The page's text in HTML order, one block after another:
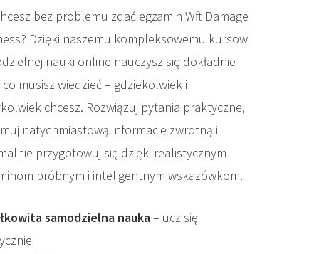
bez problemu zdać egzamin Wft Damage
Dzięki naszemu kompleksowemu kursowi
nauki online nauczysz się dokładnie
musisz wiedzieć – gdziekolwiek i
chcesz. Rozwiązuj pytania praktyczne,
natychmiastową informację zwrotną i
przygotowuj się dzięki realistycznym
próbnym i inteligentnym wskazówkom.
samodzielna nauka– ucz się